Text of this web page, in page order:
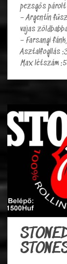
pezsgős
– Argentín
vajas
– Farsangi
Asztalfogllás
Max létszám